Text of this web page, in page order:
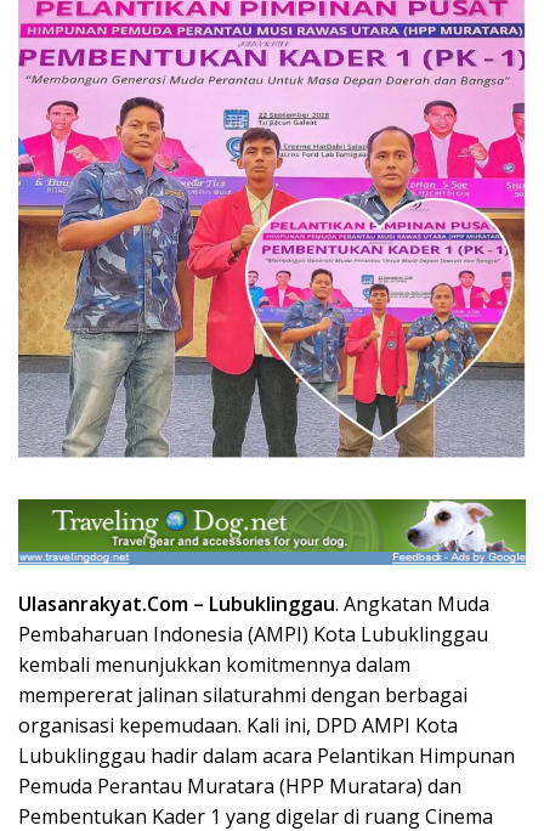
Ulasanrakyat.Com – Lubuklinggau. Angkatan Muda
Pembaharuan Indonesia (AMPI) Kota Lubuklinggau
kembali menunjukkan komitmennya dalam
mempererat jalinan silaturahmi dengan berbagai
organisasi kepemudaan. Kali ini, DPD AMPI Kota
Lubuklinggau hadir dalam acara Pelantikan Himpunan
Pemuda Perantau Muratara (HPP Muratara) dan
Pembentukan Kader 1 yang digelar di ruang Cinema